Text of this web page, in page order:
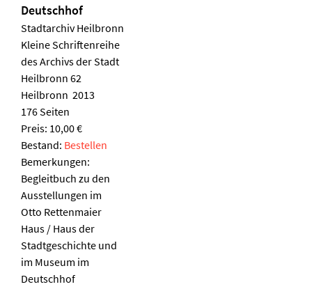
Deutschhof
Stadtarchiv Heilbronn
Kleine Schriftenreihe
des Archivs der Stadt
Heilbronn 62
Heilbronn 2013
176 Seiten
Preis: 10,00 €
Bestand: Bestellen
Bemerkungen:
Begleitbuch zu den
Ausstellungen im
Otto Rettenmaier
Haus / Haus der
Stadtgeschichte und
im Museum im
Deutschhof